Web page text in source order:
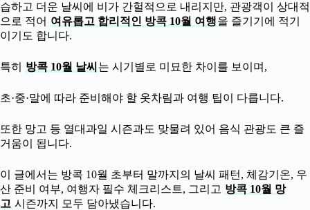
습하고 더운 날씨에 비가 간헐적으로 내리지만, 관광객이 상대적
으로 적어 여유롭고 합리적인 방콕 10월 여행을 즐기기에 적기
이기도 합니다.
특히 방콕 10월 날씨 는 시기별로 미묘한 차이를 보이며,
초·중·말에 따라 준비해야 할 옷차림과 여행 팁이 다릅니다.
또한 망고 등 열대과일 시즌과도 맞물려 있어 음식 관광도 큰 즐
거움이 됩니다.
이 글에서는 방콕 10월 초부터 말까지의 날씨 패턴, 체감기온, 우
산 준비 여부, 여행자 필수 체크리스트, 그리고 방콕 10월 망
고 시즌까지 모두 담아냈습니다.